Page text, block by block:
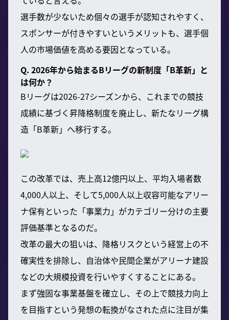
選手数が少ないため個々の選手が認知されやすく、
スポンサーが付きやすいというメリットも、選手個
人の市場価値を高める要因となっている。
Q. 2026年から始まるBリーグの新制度「B革新」と
は何か？
Bリーグは2026-27シーズンから、これまでの競技
成績に基づく昇降格制度を廃止し、新たなリーグ構
造「B革新」へ移行する。
この改革では、売上高12億円以上、平均入場者数
4,000人以上、そして5,000人以上収容可能なアリー
ナ保有といった「事業力」がカテゴリー分けの主要
評価基準となるのだ。
改革の最大の狙いは、降格リスクという経営上の不
確実性を排除し、自治体や民間企業がアリーナ建設
などの大規模投資を行いやすくすることにある。
まず強固な事業基盤を確立し、その上で競技力向上
を目指すという発想の転換がなされた点に注目が集